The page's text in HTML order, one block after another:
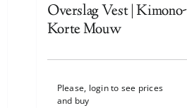
Overslag Vest |
Korte Mouw
Please, login to see prices
and buy